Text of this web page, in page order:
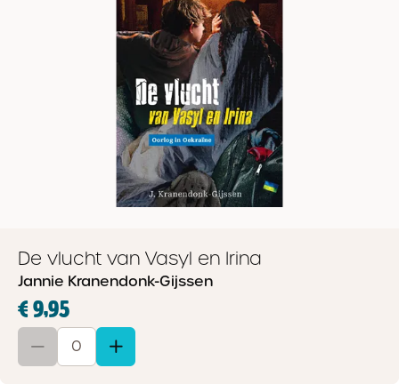
De vlucht van Vasyl en Irina
Jannie Kranendonk-Gijssen
€ 9,95